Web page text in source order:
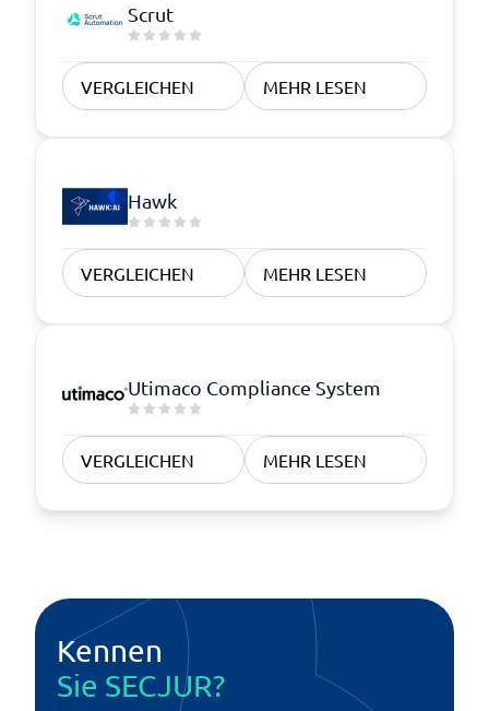
Scrut
VERGLEICHEN MEHR LESEN
Hawk
VERGLEICHEN MEHR LESEN
Utimaco Compliance System
VERGLEICHEN MEHR LESEN
Kennen
Sie SECJUR?